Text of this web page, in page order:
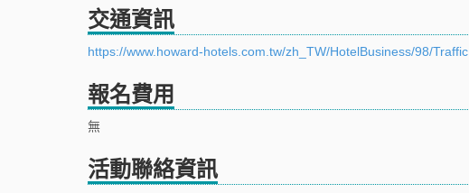
交通資訊
https://www.howard-hotels.com.tw/zh_TW/HotelBusiness/98/Traffic
報名費用
無
活動聯絡資訊